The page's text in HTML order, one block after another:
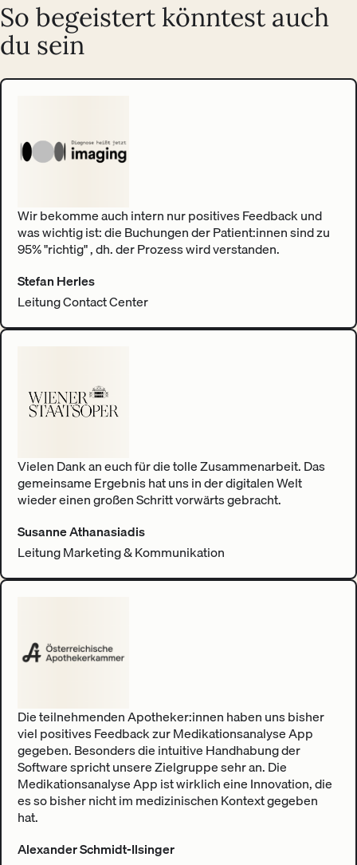
So begeistert könntest auch
du sein
Wir bekomme auch intern nur positives Feedback und
was wichtig ist: die Buchungen der Patient:innen sind zu
95% "richtig" , dh. der Prozess wird verstanden.
Stefan Herles
Leitung Contact Center
Vielen Dank an euch für die tolle Zusammenarbeit. Das
gemeinsame Ergebnis hat uns in der digitalen Welt
wieder einen großen Schritt vorwärts gebracht.
Susanne Athanasiadis
Leitung Marketing & Kommunikation
Die teilnehmenden Apotheker:innen haben uns bisher
viel positives Feedback zur Medikationsanalyse App
gegeben. Besonders die intuitive Handhabung der
Software spricht unsere Zielgruppe sehr an. Die
Medikationsanalyse App ist wirklich eine Innovation, die
es so bisher nicht im medizinischen Kontext gegeben
hat.
Alexander Schmidt-Ilsinger